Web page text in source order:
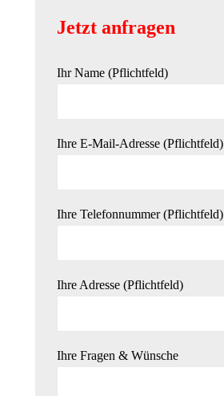
Jetzt anfragen
Ihr Name (Pflichtfeld)
Ihre E-Mail-Adresse (Pflichtfeld)
Ihre Telefonnummer (Pflichtfeld)
Ihre Adresse (Pflichtfeld)
Ihre Fragen & Wünsche